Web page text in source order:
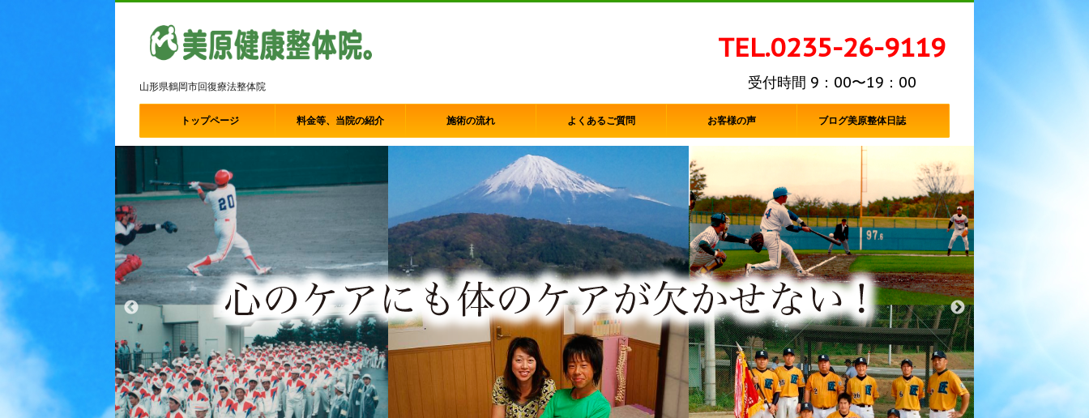
山形県鶴岡市回復療法整体院
TEL.0235-26-9119
受付時間 9：00〜19：00
トップページ 料金等、当院の紹介 施術の流れ よくあるご質問 お客様の声 ブログ美原整体日誌